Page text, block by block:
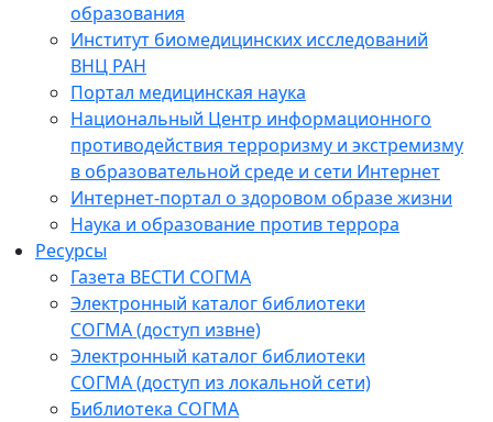
образования
Институт биомедицинских исследований
ВНЦ РАН
Портал медицинская наука
Национальный Центр информационного
противодействия терроризму и экстремизму
в образовательной среде и сети Интернет
Интернет-портал о здоровом образе жизни
Наука и образование против террора
Ресурсы
Газета ВЕСТИ СОГМА
Электронный каталог библиотеки
СОГМА (доступ извне)
Электронный каталог библиотеки
СОГМА (доступ из локальной сети)
Библиотека СОГМА